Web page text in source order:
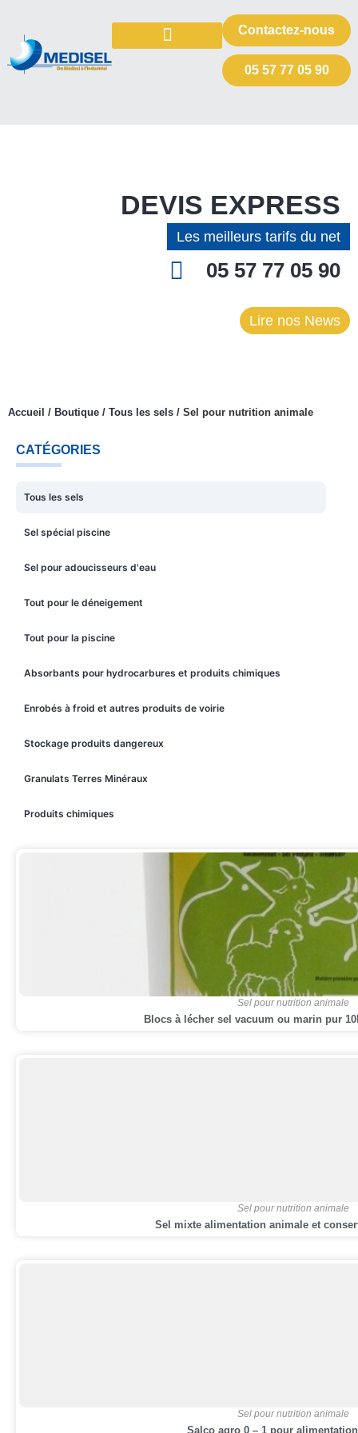
Contactez-nous
05 57 77 05 90
DEVIS EXPRESS
Les meilleurs tarifs du net
05 57 77 05 90
Lire nos News
Accueil / Boutique / Tous les sels / Sel pour nutrition animale
CATÉGORIES
Tous les sels
Sel spécial piscine
Sel pour adoucisseurs d'eau
Tout pour le déneigement
Tout pour la piscine
Absorbants pour hydrocarbures et produits chimiques
Enrobés à froid et autres produits de voirie
Stockage produits dangereux
Granulats Terres Minéraux
Produits chimiques
Sel pour nutrition animale
Blocs à lécher sel vacuum ou marin pur
Sel pour nutrition animale
Sel mixte alimentation animale et
Sel pour nutrition animale
Salco agro 0 – 1 pour